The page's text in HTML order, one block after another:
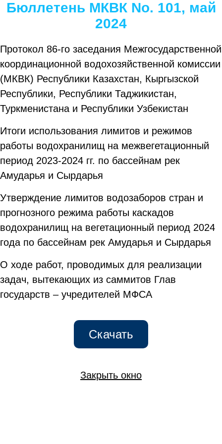
Бюллетень МКВК No. 101, май
2024
Протокол 86-го заседания Межгосударственной
координационной водохозяйственной комиссии
(МКВК) Республики Казахстан, Кыргызской
Республики, Республики Таджикистан,
Туркменистана и Республики Узбекистан
Итоги использования лимитов и режимов
работы водохранилищ на межвегетационный
период 2023-2024 гг. по бассейнам рек
Амударья и Сырдарья
Утверждение лимитов водозаборов стран и
прогнозного режима работы каскадов
водохранилищ на вегетационный период 2024
года по бассейнам рек Амударья и Сырдарья
О ходе работ, проводимых для реализации
задач, вытекающих из саммитов Глав
государств – учредителей МФСА
Скачать
Закрыть окно